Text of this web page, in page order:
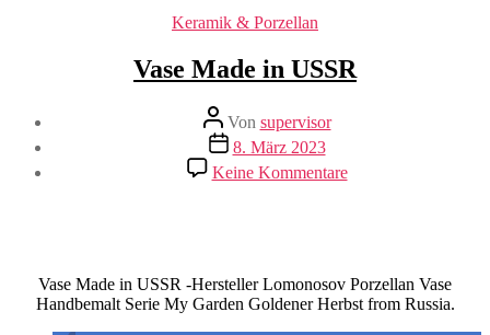
Kategorien
Keramik & Porzellan
Vase Made in USSR
Beitragsautor
Von supervisor
Veröffentlichungsdatum
8. März 2023
Keine Kommentarezu
Vase
Vase Made in USSR -Hersteller Lomonosov Porzellan Vase
Handbemalt Serie My Garden Goldener Herbst from Russia.